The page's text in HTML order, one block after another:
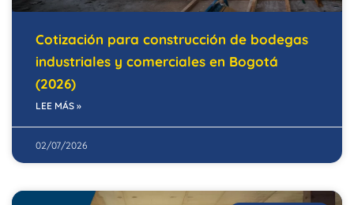
Cotización para construcción de bodegas
industriales y comerciales en Bogotá
(2026)
LEE MÁS »
02/07/2026